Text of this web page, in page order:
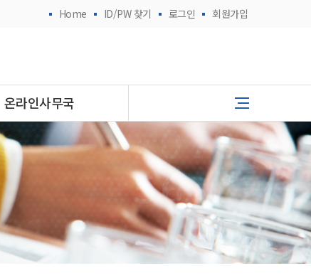
Home ID/PW 찾기 로그인 회원가입
온라인사무국